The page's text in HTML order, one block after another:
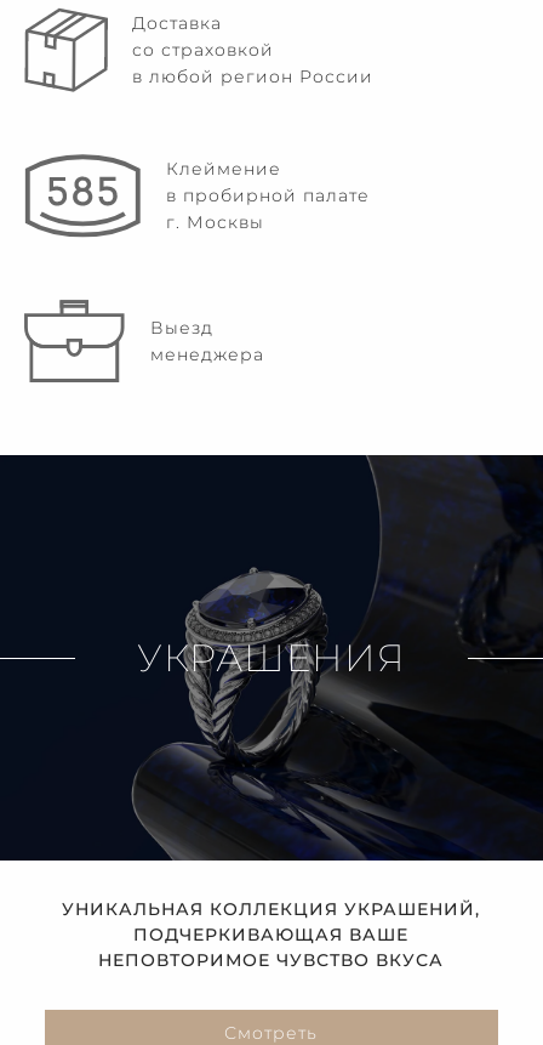
Доставка
со страховкой
в любой регион России
Клеймение
в пробирной палате
г. Москвы
Выезд
менеджера
УКРАШЕНИЯ
УНИКАЛЬНАЯ КОЛЛЕКЦИЯ УКРАШЕНИЙ,
ПОДЧЕРКИВАЮЩАЯ ВАШЕ
НЕПОВТОРИМОЕ ЧУВСТВО ВКУСА
Смотреть